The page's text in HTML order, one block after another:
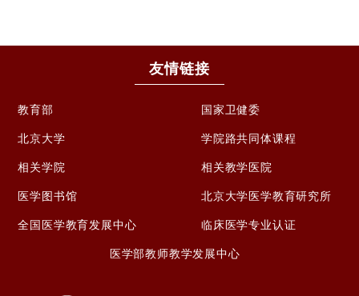
友情链接
教育部 国家卫健委
北京大学 学院路共同体课程
相关学院 相关教学医院
医学图书馆 北京大学医学教育研究所
全国医学教育发展中心 临床医学专业认证
医学部教师教学发展中心